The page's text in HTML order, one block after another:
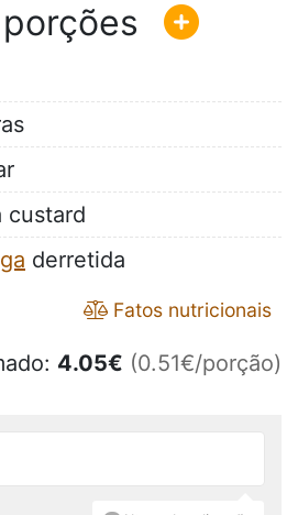
custard
derretida
Fatos nutricionais
4.05€ (0.51€/porção)